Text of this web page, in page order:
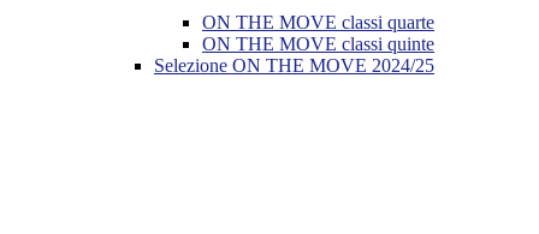
ON THE MOVE classi quarte
ON THE MOVE classi quinte
Selezione ON THE MOVE 2024/25